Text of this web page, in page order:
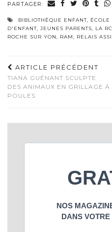
PARTAGER:
BIBLIOTHÈQUE ENFANT, ÉCOLE
D'ENFANT, JEUNES PARENTS, LA
ROCHE SUR YON, RAM, RELAIS
ARTICLE PRÉCÉDENT
TIANA GUÉNANT SCULPTE
DES ANIMAUX EN GRILLAGE À
POULES